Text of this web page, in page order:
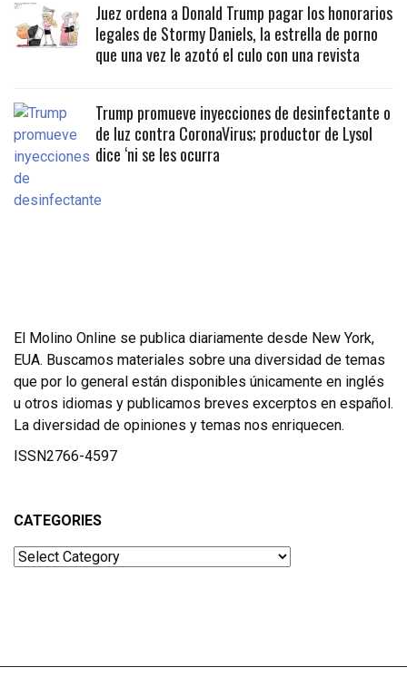
Juez ordena a Donald Trump pagar los honorarios
legales de Stormy Daniels, la estrella de porno
que una vez le azotó el culo con una revista
Trump promueve inyecciones de desinfectante o
de luz contra CoronaVirus; productor de Lysol
dice ‘ni se les ocurra
El Molino Online se publica diariamente desde New York,
EUA. Buscamos materiales sobre una diversidad de temas
que por lo general están disponibles únicamente en inglés
u otros idiomas y publicamos breves excerptos en español.
La diversidad de opiniones y temas nos enriquecen.
ISSN2766-4597
CATEGORIES
Categories